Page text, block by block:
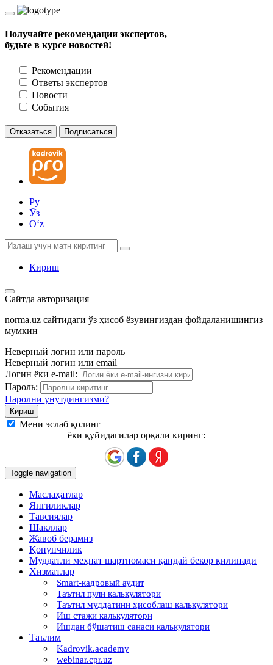
Получайте рекомендации экспертов,
будьте в курсе новостей!
Рекомендации
Ответы экспертов
Новости
События
Отказаться Подписаться
Ру
Ўз
Oʻz
Кириш
Сайтда авторизация
norma.uz сайтидаги ўз ҳисоб ёзувингиздан фойдаланишингиз
мумкин
Неверный логин или пароль
Неверный логин или email
Логин ёки e-mail:
Пароль:
Паролни унутдингизми?
Мени эслаб қолинг
ёки қуйидагилар орқали киринг:
Toggle navigation
Маслаҳатлар
Янгиликлар
Тавсиялар
Шакллар
Жавоб берамиз
Қонунчилик
Муддатли меҳнат шартномаси қандай бекор қилинади
Хизматлар
Smart-кадровый аудит
Таътил пули калькулятори
Таътил муддатини ҳисоблаш калькулятори
Иш стажи калькулятори
Ишдан бўшатиш санаси калькулятори
Таълим
Kadrovik.academy
webinar.cpr.uz